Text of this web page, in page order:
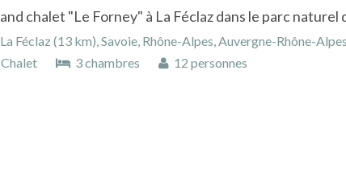
La Féclaz (13 km), Savoie, Rhône-Alpes, Auvergne-Rhône-
Chalet
3 chambres 12 personnes